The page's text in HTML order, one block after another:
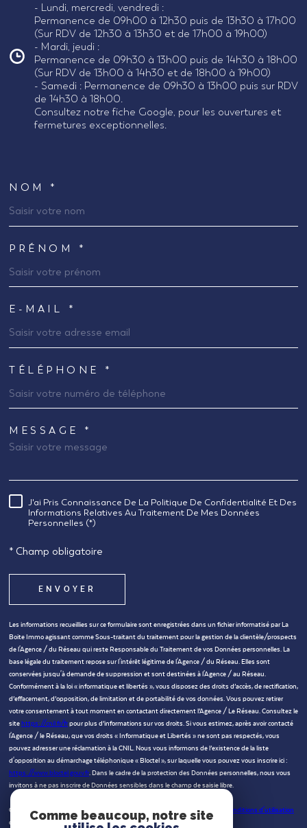
- Lundi, mercredi, vendredi :
Permanence de 09h00 à 12h30 puis de 13h30 à 17h00
(Sur RDV de 12h30 à 13h30 et de 17h00 à 19h00)
- Mardi, jeudi :
Permanence de 09h30 à 13h00 puis de 14h30 à 18h00
(Sur RDV de 13h00 à 14h30 et de 18h00 à 19h00)
- Samedi : Permanence de 09h30 à 13h00 puis sur RDV
de 14h30 à 18h00.
Consultez notre fiche Google, pour les ouvertures et
fermetures exceptionnelles.
TRAD_MELTEM_VOSCOORDONNEES
NOM *
PRÉNOM *
E-MAIL *
TÉLÉPHONE *
TRAD_MELTEM_VOREDEMANDE
MESSAGE *
RÈGLEMENTATION
J'ai Pris Connaissance De La Politique De Confidentialité Et Des
Informations Relatives Au Traitement De Mes Données
Personnelles (*)
* Champ obligatoire
ENVOYER
Les informations recueillies sur ce formulaire sont enregistrées dans un fichier informatisé par La
Boite Immo agissant comme Sous-traitant du traitement pour la gestion de la clientèle/prospects
de l'Agence / du Réseau qui reste Responsable du Traitement de vos Données personnelles. La
base légale du traitement repose sur l'intérêt légitime de l'Agence / du Réseau. Elles sont
conservées jusqu'à demande de suppression et sont destinées à l'Agence / au Réseau.
Conformément à la loi « informatique et libertés », vous disposez des droits d’accès, de rectification,
d’effacement, d’opposition, de limitation et de portabilité de vos données. Vous pouvez retirer
votre consentement à tout moment en contactant directement l’Agence / Le Réseau. Consultez le
sitehttps://cnil.fr/frpour plus d’informations sur vos droits. Si vous estimez, après avoir contacté
l'Agence / le Réseau, que vos droits « Informatique et Libertés » ne sont pas respectés, vous
pouvez adresser une réclamation à la CNIL. Nous vous informons de l’existence de la liste
d'opposition au démarchage téléphonique « Bloctel », sur laquelle vous pouvez vous inscrire ici :
https://www.bloctel.gouv.fr. Dans le cadre de la protection des Données personnelles, nous vous
invitons à ne pas inscrire de Données sensibles dans le champ de saisie libre.
Ce site est protégé par reCAPTCHA, les Politiques de Confidentialité
Conditions d'utilisation
de Google s'appliquent.
Comme beaucoup, notre site